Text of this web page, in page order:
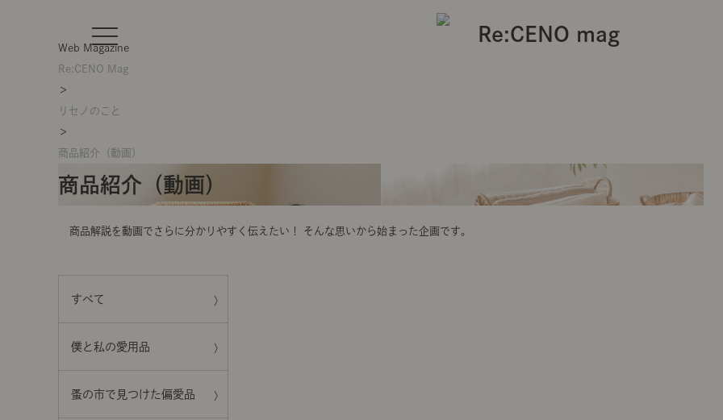
t
o
g
n
a
g
t
i
Web Magazine
Re:CENO Mag
＞
リセノのこと
＞
商品紹介（動画）
商品紹介（動画）
商品解説を動画でさらに分かりやすく伝えたい！ そんな思いから始まった企画です。
すべて
僕と私の愛用品
蚤の市で見つけた偏愛品